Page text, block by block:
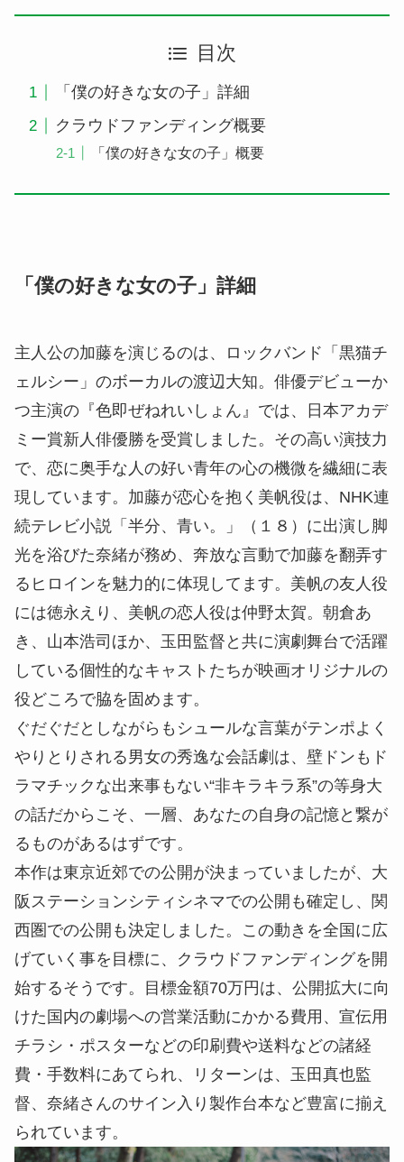
目次
「僕の好きな女の子」詳細
クラウドファンディング概要
「僕の好きな女の子」概要
「僕の好きな女の子」詳細
主人公の加藤を演じるのは、ロックバンド「黒猫チ
ェルシー」のボーカルの渡辺大知。俳優デビューか
つ主演の『色即ぜねれいしょん』では、日本アカデ
ミー賞新人俳優勝を受賞しました。その高い演技力
で、恋に奥手な人の好い青年の心の機微を繊細に表
現しています。加藤が恋心を抱く美帆役は、NHK連
続テレビ小説「半分、青い。」（１８）に出演し脚
光を浴びた奈緒が務め、奔放な言動で加藤を翻弄す
るヒロインを魅力的に体現してます。美帆の友人役
には徳永えり、美帆の恋人役は仲野太賀。朝倉あ
き、山本浩司ほか、玉田監督と共に演劇舞台で活躍
している個性的なキャストたちが映画オリジナルの
役どころで脇を固めます。
ぐだぐだとしながらもシュールな言葉がテンポよく
やりとりされる男女の秀逸な会話劇は、壁ドンもド
ラマチックな出来事もない“非キラキラ系”の等身大
の話だからこそ、一層、あなたの自身の記憶と繋が
るものがあるはずです。
本作は東京近郊での公開が決まっていましたが、大
阪ステーションシティシネマでの公開も確定し、関
西圏での公開も決定しました。この動きを全国に広
げていく事を目標に、クラウドファンディングを開
始するそうです。目標金額70万円は、公開拡大に向
けた国内の劇場への営業活動にかかる費用、宣伝用
チラシ・ポスターなどの印刷費や送料などの諸経
費・手数料にあてられ、リターンは、玉田真也監
督、奈緒さんのサイン入り製作台本など豊富に揃え
られています。